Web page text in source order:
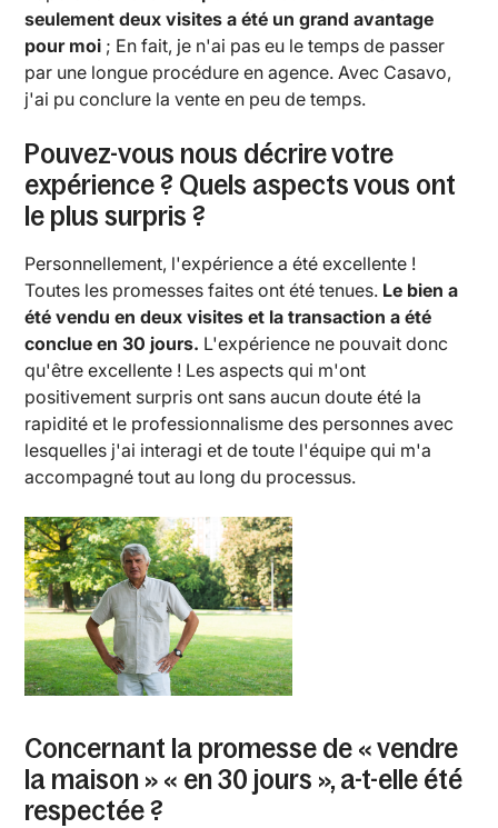
seulement deux visites a été un grand avantage
pour moi ; En fait, je n'ai pas eu le temps de passer
par une longue procédure en agence. Avec Casavo,
j'ai pu conclure la vente en peu de temps.
Pouvez-vous nous décrire votre
expérience ? Quels aspects vous ont
le plus surpris ?
Personnellement, l'expérience a été excellente !
Toutes les promesses faites ont été tenues. Le bien a
été vendu en deux visites et la transaction a été
conclue en 30 jours. L'expérience ne pouvait donc
qu'être excellente ! Les aspects qui m'ont
positivement surpris ont sans aucun doute été la
rapidité et le professionnalisme des personnes avec
lesquelles j'ai interagi et de toute l'équipe qui m'a
accompagné tout au long du processus.
Concernant la promesse de « vendre
la maison » « en 30 jours », a-t-elle été
respectée ?